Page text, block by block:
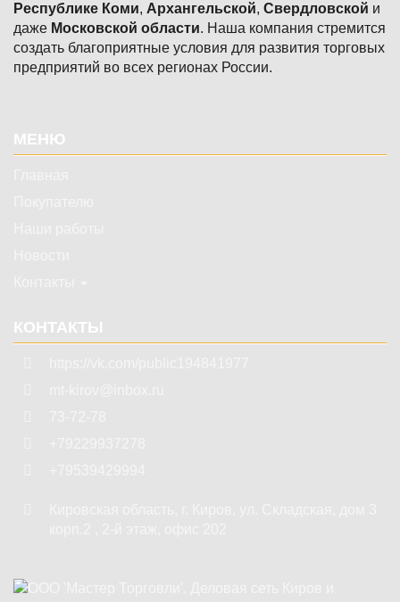
Республике Коми, Архангельской, Свердловской и
даже Московской области. Наша компания стремится
создать благоприятные условия для развития торговых
предприятий во всех регионах России.
МЕНЮ
КОНТАКТЫ